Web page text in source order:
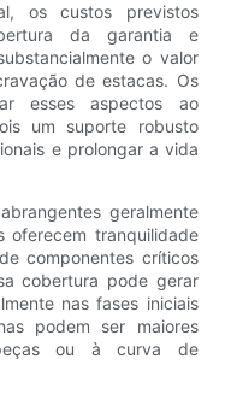
os custos previstos
da garantia e
o valor
de estacas. Os
esses aspectos ao
um suporte robusto
e prolongar a vida
geralmente
oferecem tranquilidade
componentes críticos
cobertura pode gerar
nas fases iniciais
podem ser maiores
ou à curva de